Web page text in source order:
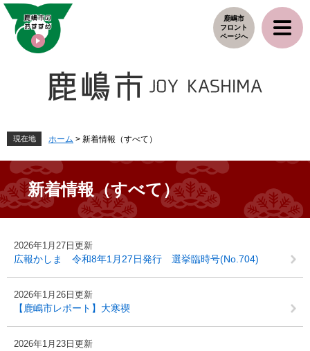
ペ
メ
鹿嶋市
フロント
ページへ
現在地 ホーム > 新着情報（すべて）
新着情報（すべて）
文2026年1月27日更新
広報かしま 令和8年1月27日発行 選挙臨時号(No.704)
2026年1月26日更新
【鹿嶋市レポート】大寒禊
2026年1月23日更新